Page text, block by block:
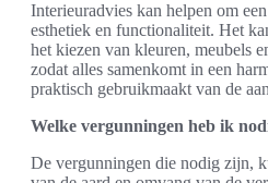
Interieuradvies kan helpen om
esthetiek en functionaliteit. Het
het kiezen van kleuren, meubels
zodat alles samenkomt in een
praktisch gebruikmaakt van de
Welke vergunningen heb ik
De vergunningen die nodig zijn,